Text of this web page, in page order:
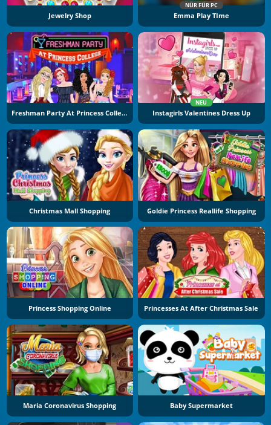
Jewelry Shop
NÜR FÜR PC
Emma Play TIme
Freshman Party At Princess College
NEU
Instagirls Valentines Dress Up
Christmas Mall Shopping Goldie Princess Reallife Shopping
Princess Shopping Online Princesses At After Christmas Sale
Maria Coronavirus Shopping Baby Supermarket